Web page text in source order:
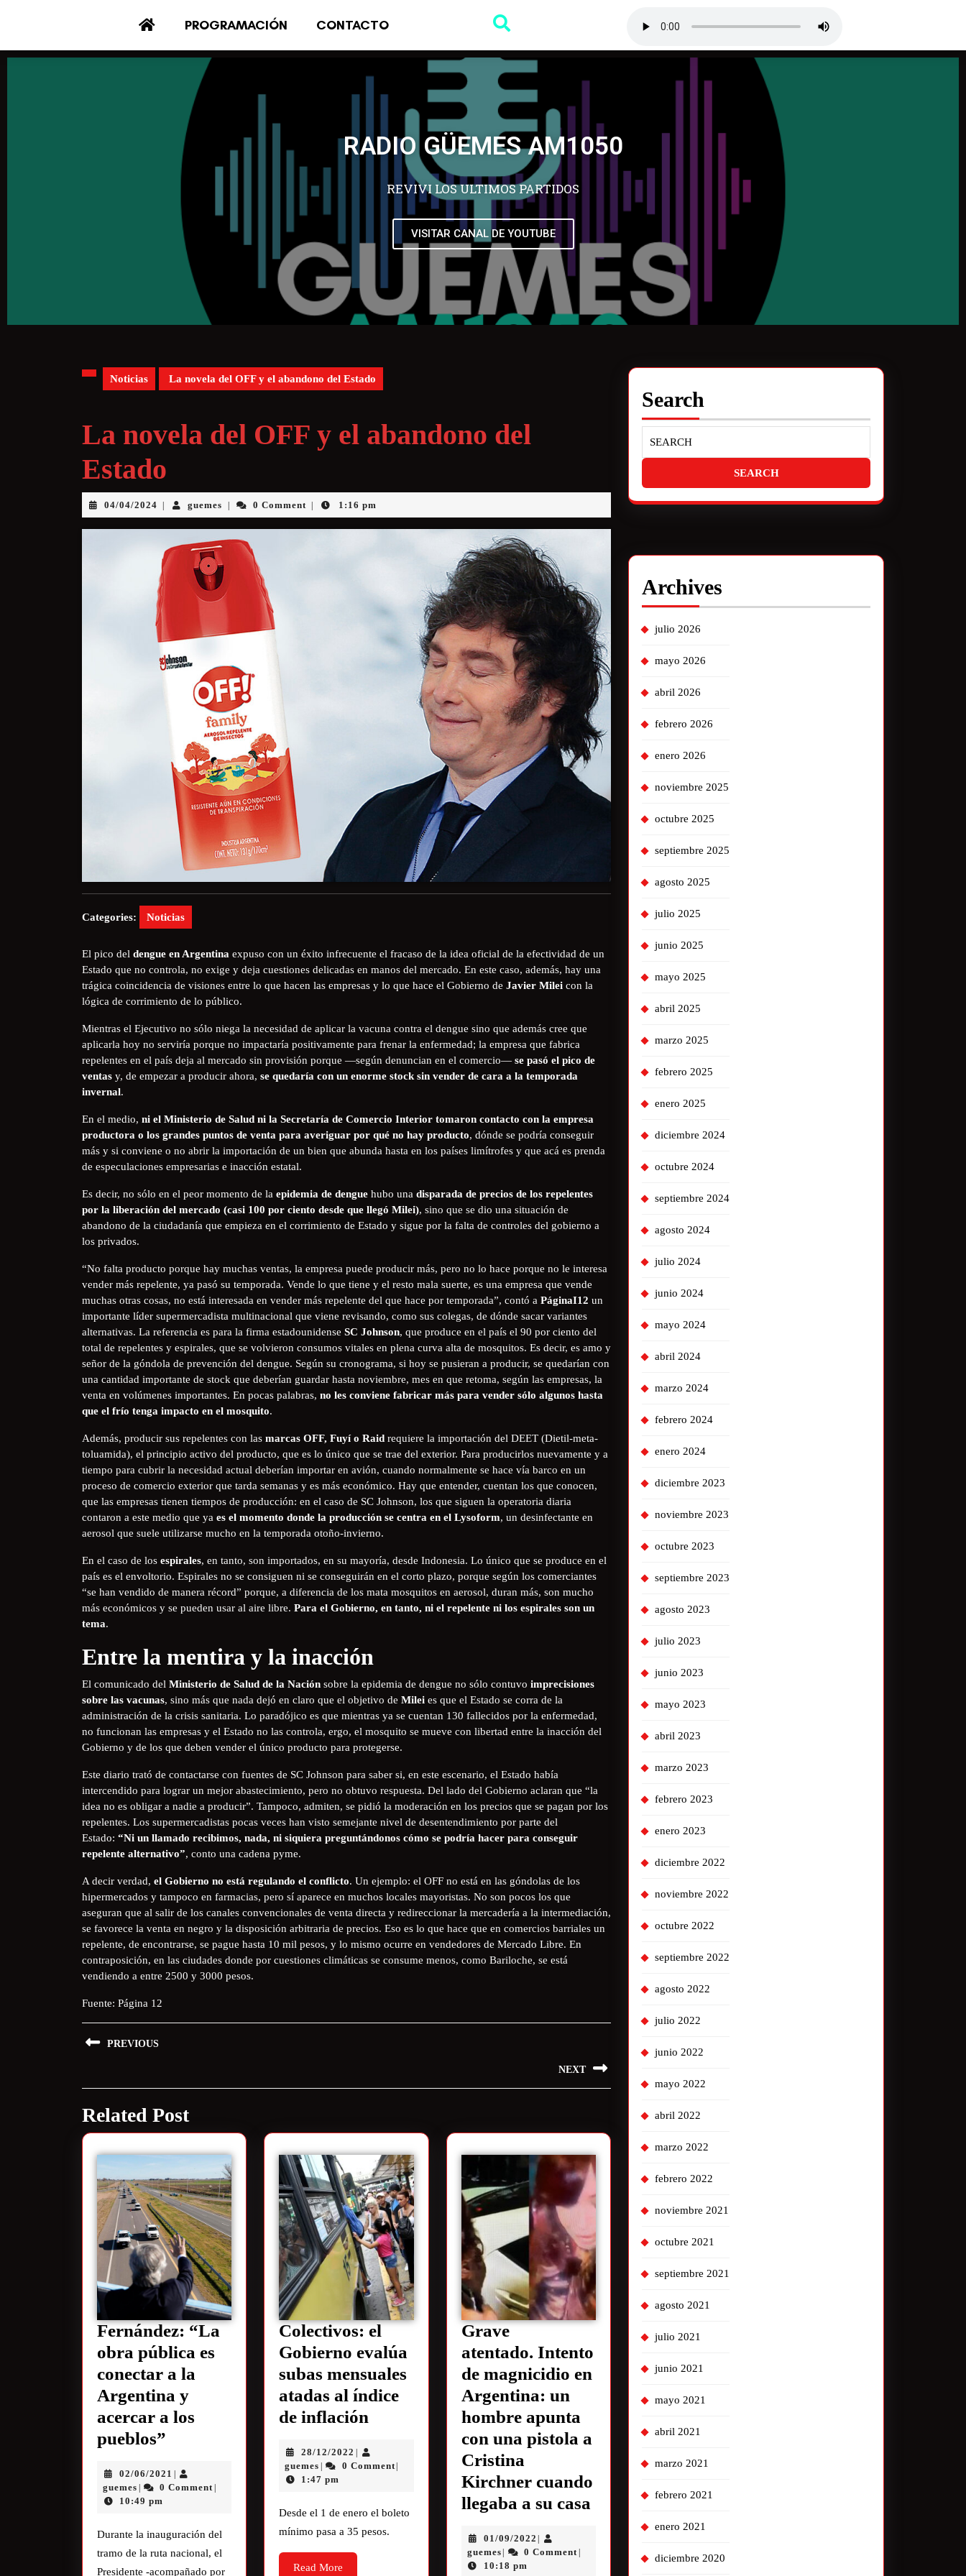
PROGRAMACIÓN CONTACTO
RADIO GÜEMES AM1050
REVIVI LOS ULTIMOS PARTIDOS
VISITAR CANAL DE YOUTUBE
Noticias La novela del OFF y el abandono del Estado
La novela del OFF y el abandono del
Estado
04/04/2024 guemes 0 Comment 1:16 pm
Categories: Noticias
El pico del dengue en Argentina expuso con un éxito infrecuente el fracaso de la idea oficial de la efectividad de un
Estado que no controla, no exige y deja cuestiones delicadas en manos del mercado. En este caso, además, hay una
trágica coincidencia de visiones entre lo que hacen las empresas y lo que hace el Gobierno de Javier Milei con la
lógica de corrimiento de lo público.
Mientras el Ejecutivo no sólo niega la necesidad de aplicar la vacuna contra el dengue sino que además cree que
aplicarla hoy no serviría porque no impactaría positivamente para frenar la enfermedad; la empresa que fabrica
repelentes en el país deja al mercado sin provisión porque —según denuncian en el comercio— se pasó el pico de
ventas y, de empezar a producir ahora, se quedaría con un enorme stock sin vender de cara a la temporada
invernal.
En el medio, ni el Ministerio de Salud ni la Secretaría de Comercio Interior tomaron contacto con la empresa
productora o los grandes puntos de venta para averiguar por qué no hay producto, dónde se podría conseguir
más y si conviene o no abrir la importación de un bien que abunda hasta en los países limítrofes y que acá es prenda
de especulaciones empresarias e inacción estatal.
Es decir, no sólo en el peor momento de la epidemia de dengue hubo una disparada de precios de los repelentes
por la liberación del mercado (casi 100 por ciento desde que llegó Milei), sino que se dio una situación de
abandono de la ciudadanía que empieza en el corrimiento de Estado y sigue por la falta de controles del gobierno a
los privados.
“No falta producto porque hay muchas ventas, la empresa puede producir más, pero no lo hace porque no le interesa
vender más repelente, ya pasó su temporada. Vende lo que tiene y el resto mala suerte, es una empresa que vende
muchas otras cosas, no está interesada en vender más repelente del que hace por temporada”, contó a PáginaI12 un
importante líder supermercadista multinacional que viene revisando, como sus colegas, de dónde sacar variantes
alternativas. La referencia es para la firma estadounidense SC Johnson, que produce en el país el 90 por ciento del
total de repelentes y espirales, que se volvieron consumos vitales en plena curva alta de mosquitos. Es decir, es amo y
señor de la góndola de prevención del dengue. Según su cronograma, si hoy se pusieran a producir, se quedarían con
una cantidad importante de stock que deberían guardar hasta noviembre, mes en que retoma, según las empresas, la
venta en volúmenes importantes. En pocas palabras, no les conviene fabricar más para vender sólo algunos hasta
que el frío tenga impacto en el mosquito.
Además, producir sus repelentes con las marcas OFF, Fuyí o Raid requiere la importación del DEET (Dietil-meta-
toluamida), el principio activo del producto, que es lo único que se trae del exterior. Para producirlos nuevamente y a
tiempo para cubrir la necesidad actual deberían importar en avión, cuando normalmente se hace vía barco en un
proceso de comercio exterior que tarda semanas y es más económico. Hay que entender, cuentan los que conocen,
que las empresas tienen tiempos de producción: en el caso de SC Johnson, los que siguen la operatoria diaria
contaron a este medio que ya es el momento donde la producción se centra en el Lysoform, un desinfectante en
aerosol que suele utilizarse mucho en la temporada otoño-invierno.
En el caso de los espirales, en tanto, son importados, en su mayoría, desde Indonesia. Lo único que se produce en el
país es el envoltorio. Espirales no se consiguen ni se conseguirán en el corto plazo, porque según los comerciantes
“se han vendido de manera récord” porque, a diferencia de los mata mosquitos en aerosol, duran más, son mucho
más económicos y se pueden usar al aire libre. Para el Gobierno, en tanto, ni el repelente ni los espirales son un
tema.
Entre la mentira y la inacción
El comunicado del Ministerio de Salud de la Nación sobre la epidemia de dengue no sólo contuvo imprecisiones
sobre las vacunas, sino más que nada dejó en claro que el objetivo de Milei es que el Estado se corra de la
administración de la crisis sanitaria. Lo paradójico es que mientras ya se cuentan 130 fallecidos por la enfermedad,
no funcionan las empresas y el Estado no las controla, ergo, el mosquito se mueve con libertad entre la inacción del
Gobierno y de los que deben vender el único producto para protegerse.
Este diario trató de contactarse con fuentes de SC Johnson para saber si, en este escenario, el Estado había
intercendido para lograr un mejor abastecimiento, pero no obtuvo respuesta. Del lado del Gobierno aclaran que “la
idea no es obligar a nadie a producir”. Tampoco, admiten, se pidió la moderación en los precios que se pagan por los
repelentes. Los supermercadistas pocas veces han visto semejante nivel de desentendimiento por parte del
Estado: “Ni un llamado recibimos, nada, ni siquiera preguntándonos cómo se podría hacer para conseguir
repelente alternativo”, conto una cadena pyme.
A decir verdad, el Gobierno no está regulando el conflicto. Un ejemplo: el OFF no está en las góndolas de los
hipermercados y tampoco en farmacias, pero sí aparece en muchos locales mayoristas. No son pocos los que
aseguran que al salir de los canales convencionales de venta directa y redireccionar la mercadería a la intermediación,
se favorece la venta en negro y la disposición arbitraria de precios. Eso es lo que hace que en comercios barriales un
repelente, de encontrarse, se pague hasta 10 mil pesos, y lo mismo ocurre en vendedores de Mercado Libre. En
contraposición, en las ciudades donde por cuestiones climáticas se consume menos, como Bariloche, se está
vendiendo a entre 2500 y 3000 pesos.
Fuente: Página 12
PREVIOUS
NEXT
Related Post
Fernández: “La
obra pública es
conectar a la
Argentina y
acercar a los
pueblos”
02/06/2021
guemes 0 Comment
10:49 pm
Durante la inauguración del
tramo de la ruta nacional, el
Presidente -acompañado por
Colectivos: el
Gobierno evalúa
subas mensuales
atadas al índice
de inflación
28/12/2022
guemes 0 Comment
1:47 pm
Desde el 1 de enero el boleto
mínimo pasa a 35 pesos.
Read More
Grave
atentado. Intento
de magnicidio en
Argentina: un
hombre apunta
con una pistola a
Cristina
Kirchner cuando
llegaba a su casa
01/09/2022
guemes 0 Comment
10:18 pm
Search
Archives
julio 2026
mayo 2026
abril 2026
febrero 2026
enero 2026
noviembre 2025
octubre 2025
septiembre 2025
agosto 2025
julio 2025
junio 2025
mayo 2025
abril 2025
marzo 2025
febrero 2025
enero 2025
diciembre 2024
octubre 2024
septiembre 2024
agosto 2024
julio 2024
junio 2024
mayo 2024
abril 2024
marzo 2024
febrero 2024
enero 2024
diciembre 2023
noviembre 2023
octubre 2023
septiembre 2023
agosto 2023
julio 2023
junio 2023
mayo 2023
abril 2023
marzo 2023
febrero 2023
enero 2023
diciembre 2022
noviembre 2022
octubre 2022
septiembre 2022
agosto 2022
julio 2022
junio 2022
mayo 2022
abril 2022
marzo 2022
febrero 2022
noviembre 2021
octubre 2021
septiembre 2021
agosto 2021
julio 2021
junio 2021
mayo 2021
abril 2021
marzo 2021
febrero 2021
enero 2021
diciembre 2020